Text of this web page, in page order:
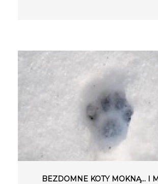
BEZDOMNE KOTY MOKNĄ... I